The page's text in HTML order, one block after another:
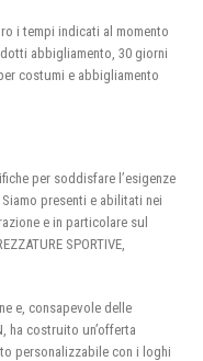
i tempi indicati al momento
abbigliamento, 30 giorni
costumi e abbigliamento
per soddisfare l’esigenze
presenti e abilitati nei
e in particolare sul
SPORTIVE,
e, consapevole delle
ha costruito un’offerta
personalizzabile con i loghi